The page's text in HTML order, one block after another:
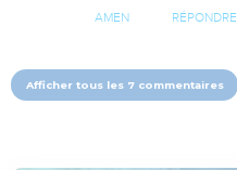
AMEN RÉPONDRE
Afficher tous les 7 commentaires